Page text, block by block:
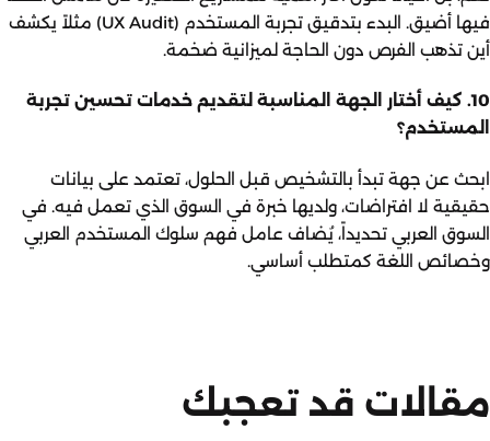
فيها أضيق. البدء بتدقيق تجربة المستخدم (UX Audit) مثلاً يكشف
أين تذهب الفرص دون الحاجة لميزانية ضخمة.
10. كيف أختار الجهة المناسبة لتقديم خدمات تحسين تجربة
المستخدم؟
ابحث عن جهة تبدأ بالتشخيص قبل الحلول، تعتمد على بيانات
حقيقية لا افتراضات، ولديها خبرة في السوق الذي تعمل فيه. في
السوق العربي تحديداً، يُضاف عامل فهم سلوك المستخدم العربي
وخصائص اللغة كمتطلب أساسي.
مقالات قد تعجبك